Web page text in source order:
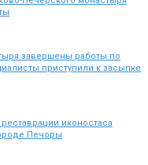
завершены работы по
приступили к засыпке
иконостаса
Печоры